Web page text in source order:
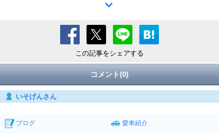
この記事をシェアする
コメント(0)
いそげんさん
ブログ 愛車紹介